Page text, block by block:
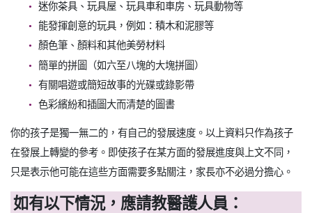
迷你茶具、玩具屋、玩具車和車房、玩具動物等
能發揮創意的玩具，例如：積木和泥膠等
顏色筆、顏料和其他美勞材料
簡單的拼圖（如六至八塊的大塊拼圖）
有關唱遊或簡短故事的光碟或錄影帶
色彩繽紛和插圖大而清楚的圖書
你的孩子是獨一無二的，有自己的發展速度。以上資料只作為孩子
在發展上轉變的參考。即使孩子在某方面的發展進度與上文不同，
只是表示他可能在這些方面需要多點關注，家長亦不必過分擔心。
如有以下情況，應請教醫護人員：